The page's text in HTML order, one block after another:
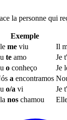
la personne qui
Exemple
me viu
Il
te amo
Je
o conheço
Je
a encontramos
o/a vi
Je
nos chamou